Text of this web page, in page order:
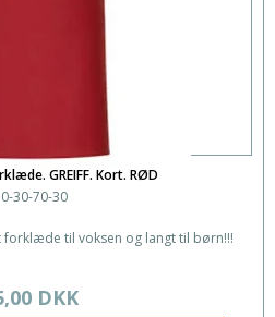
GREIFF. Kort. RØD
30-70-30
forklæde til voksen og langt til børn!!!
DKK